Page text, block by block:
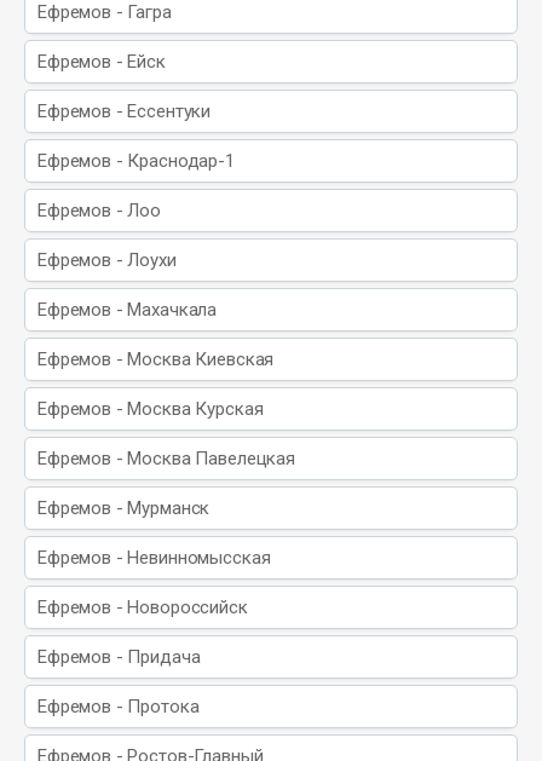
Ефремов - Гагра
Ефремов - Ейск
Ефремов - Ессентуки
Ефремов - Краснодар-1
Ефремов - Лоо
Ефремов - Лоухи
Ефремов - Махачкала
Ефремов - Москва Киевская
Ефремов - Москва Курская
Ефремов - Москва Павелецкая
Ефремов - Мурманск
Ефремов - Невинномысская
Ефремов - Новороссийск
Ефремов - Придача
Ефремов - Протока
Ефремов - Ростов-Главный